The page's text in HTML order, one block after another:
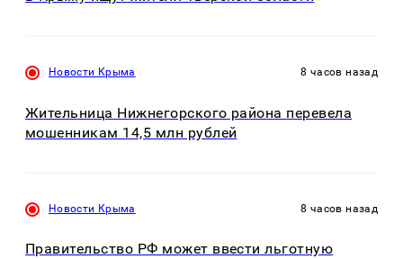
Новости Крыма 8 часов назад
Жительница Нижнегорского района перевела
мошенникам 14,5 млн рублей
Новости Крыма 8 часов назад
Правительство РФ может ввести льготную